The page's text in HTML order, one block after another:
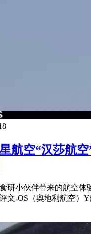
航空“汉莎航
研小伙伴带来的航空体
文-OS（奥地利航空）